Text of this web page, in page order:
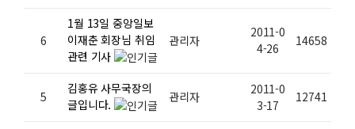
6
1월 13일 중앙일보
이재춘 회장님 취임
관련 기사
관리자
2011-0
4-26
14658
5
김홍유 사무국장의
글입니다.
관리자
2011-0
3-17
12741